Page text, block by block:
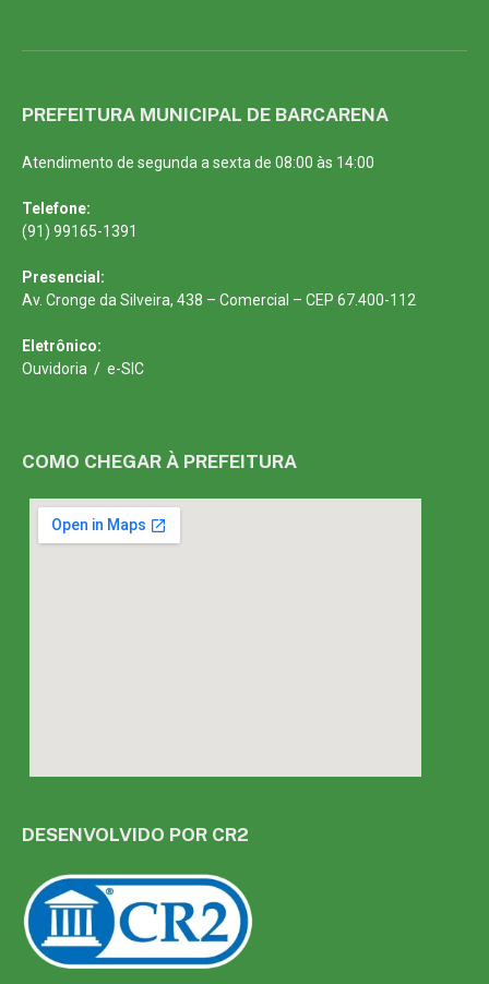
PREFEITURA MUNICIPAL DE BARCARENA
Atendimento de segunda a sexta de 08:00 às 14:00
Telefone:
(91) 99165-1391
Presencial:
Av. Cronge da Silveira, 438 – Comercial – CEP 67.400-112
Eletrônico:
Ouvidoria / e-SIC
COMO CHEGAR À PREFEITURA
DESENVOLVIDO POR CR2